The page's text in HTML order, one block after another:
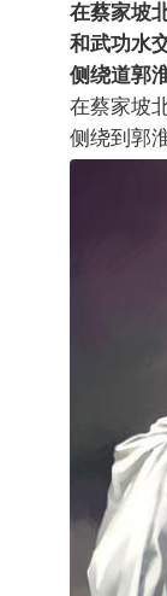
在蔡家坡
和武功水
侧绕道郭
在蔡家坡
侧绕到郭